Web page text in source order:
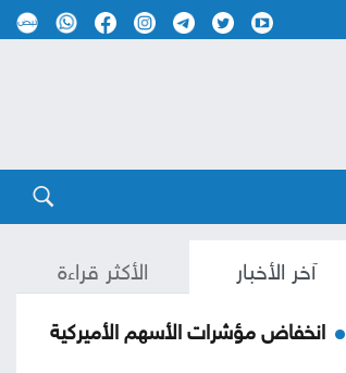
آخر الأخبار الأكثر قراءة
انخفاض مؤشرات الأسهم الأميركية